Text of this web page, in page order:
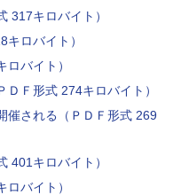
317キロバイト）
ロバイト）
バイト）
Ｆ形式 274キロバイト）
催される（ＰＤＦ形式 269
401キロバイト）
バイト）